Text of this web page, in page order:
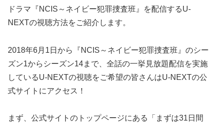
ドラマ『NCIS～ネイビー犯罪捜査班』を配信するU-
NEXTの視聴方法をご紹介します。
2018年6月1日から『NCIS～ネイビー犯罪捜査班』のシー
ズン1からシーズン14まで、全話の一挙見放題配信を実施
しているU-NEXTの視聴をご希望の皆さんはU-NEXTの公
式サイトにアクセス！
まず、公式サイトのトップページにある「まずは31日間